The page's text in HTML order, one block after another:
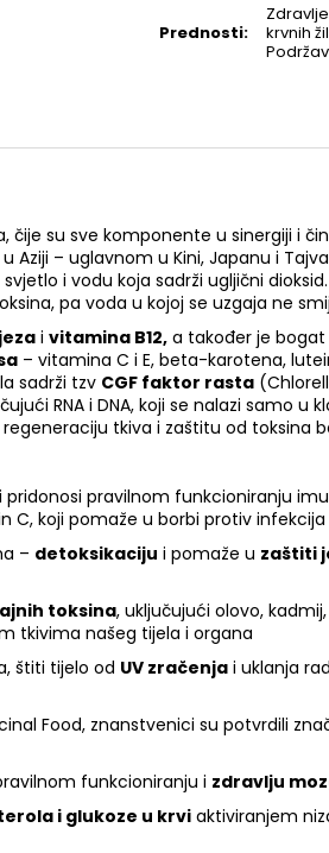
Prednosti:
krvnih
čije su sve komponente u sinergiji i
Aziji – uglavnom u Kini, Japanu i
i vodu koja sadrži ugljični
pa voda u kojoj se uzgaja ne
i vitamina B12, a također je bogat
– vitamina C i E, beta-karotena,
sadrži tzv CGF faktor rasta
RNA i DNA, koji se nalazi samo u
tkiva i zaštitu od toksina
pravilnom funkcioniranju
C, koji pomaže u borbi protiv infekcija
– detoksikaciju i pomaže u zaštiti
toksina, uključujući olovo,
tkivima našeg tijela i organa
štiti tijelo od UV zračenja i uklanja
Food, znanstvenici su potvrdili
funkcioniranju i zdravlju
i glukoze u krviaktiviranjem